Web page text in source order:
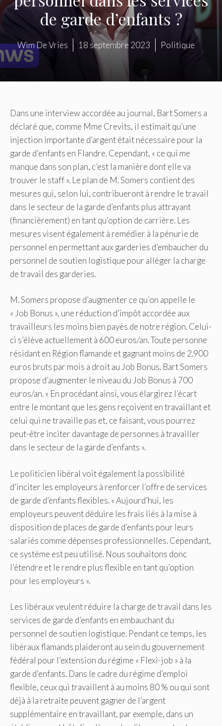
de garde d’enfants ?
Wim De Vries 18 septembre 2023 Politique
Dans une interview accordée au journal, Bart Somers a
déclaré que, comme Mme Crevits, il estimait qu’une
injection importante d’argent était nécessaire pour la
garde d’enfants en Flandre. Cependant, « ce qui me
manque dans son plan, c’est la manière dont elle va
trouver le staff ». Le plan de M. Somers contient des
mesures qui, selon lui, contribueront à rendre le travail
dans le secteur de la garde d’enfants plus attrayant
(financièrement) en tant qu’option de carrière. Les
mesures visent également à remédier à la pénurie de
personnel en permettant aux garderies d’embaucher du
personnel de soutien logistique pour alléger la charge
de travail des garderies.
M. Somers propose d’augmenter ce qu’on appelle le
« Job Bonus », une réduction d’impôt accordée aux
travailleurs les moins bien payés de notre région. Celui-
ci s’élève actuellement à 600 euros/an. Toute personne
résidant en Région flamande et gagnant moins de 2.900
euros bruts par mois a droit au Job Bonus. Bart Somers
propose d’augmenter le niveau du Job Bonus à 700
euros/an. « En procédant ainsi, vous élargirez l’écart
entre le montant que les gens reçoivent en travaillant et
celui qui ne travaille pas et, ce faisant, vous pourrez
peut-être inciter davantage de personnes à travailler
dans le secteur de la garde d’enfants ».
Le politicien libéral voit également la possibilité
d’inciter les employeurs à renforcer l’offre de services
de garde d’enfants flexibles. « Aujourd’hui, les
employeurs peuvent déduire les frais liés à la mise à
disposition de places de garde d’enfants pour leurs
salariés comme dépenses professionnelles. Cependant,
ce système est peu utilisé. Nous souhaitons donc
l’étendre et le rendre plus flexible en tant qu’option
pour les employeurs ».
Les libéraux veulent réduire la charge de travail dans les
services de garde d’enfants en embauchant du
personnel de soutien logistique. Pendant ce temps, les
libéraux flamands plaideront au sein du gouvernement
fédéral pour l’extension du régime « Flexi-job » à la
garde d’enfants. Dans le cadre du régime d’emploi
flexible, ceux qui travaillent à au moins 80 % ou qui sont
déjà à la retraite peuvent gagner de l’argent
supplémentaire en travaillant, par exemple, dans un